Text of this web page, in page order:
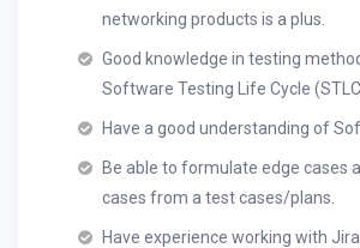
networking products is a plus.
Good knowledge in testing
Software Testing Life Cycle
Have a good understanding of
Be able to formulate edge cases
cases from a test cases/plans.
Have experience working with Jira.